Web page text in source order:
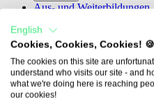
Aus- und Weiterbildungen
Media For You
Über Uns
Übersicht
English
Cookies, Cookies, Cookies! 🍪
The cookies on this site are
understand who visits our site - and
what we're doing here is reaching
our cookies!